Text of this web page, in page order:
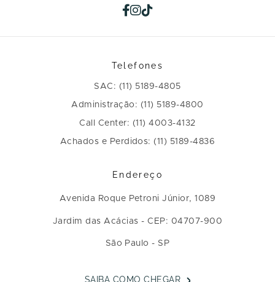
Telefones
SAC: (11) 5189-4805
Administração: (11) 5189-4800
Call Center: (11) 4003-4132
Achados e Perdidos: (11) 5189-4836
Endereço
Avenida Roque Petroni Júnior, 1089
Jardim das Acácias - CEP: 04707-900
São Paulo - SP
SAIBA COMO CHEGAR